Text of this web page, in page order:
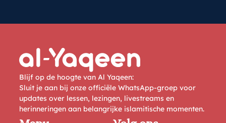
Blijf op de hoogte van Al Yaqeen:
Sluit je aan bij onze officiële WhatsApp-groep voor
updates over lessen, lezingen, livestreams en
herinneringen aan belangrijke islamitische momenten.